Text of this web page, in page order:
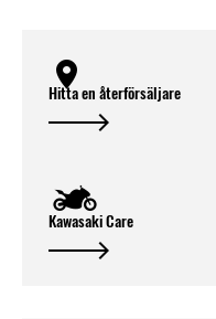
Hitta en återförsäljare
Kawasaki Care